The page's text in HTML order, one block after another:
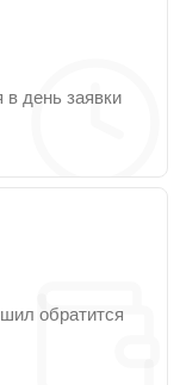
в день заявки
обратится